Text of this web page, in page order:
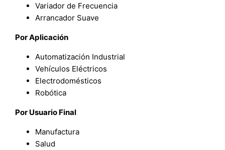
Variador de Frecuencia
Arrancador Suave
Por Aplicación
Automatización Industrial
Vehículos Eléctricos
Electrodomésticos
Robótica
Por Usuario Final
Manufactura
Salud